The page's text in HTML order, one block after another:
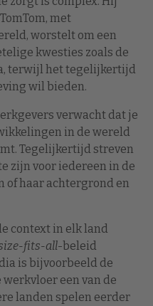
met
worstelt om een
kwesties zoals de
terwijl het tegelijkertijd
wil bieden.
verwacht dat je
in de wereld
Tegelijkertijd streven
zijn voor iedereen in de
of haar achtergrond en
context in elk land
fits-all-beleid
is bijvoorbeeld de
een van de
landen spelen eerder